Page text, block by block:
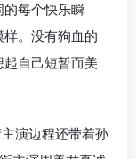
每个快乐瞬
。没有狗血的
自己短暂而美
演边程还带着孙